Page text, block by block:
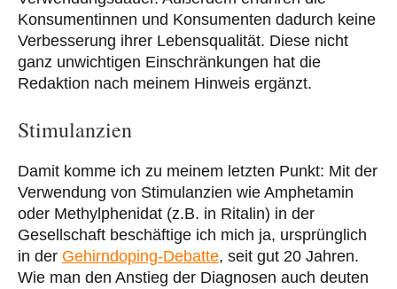
Konsumentinnen und Konsumenten dadurch keine
Verbesserung ihrer Lebensqualität. Diese nicht
ganz unwichtigen Einschränkungen hat die
Redaktion nach meinem Hinweis ergänzt.
Stimulanzien
Damit komme ich zu meinem letzten Punkt: Mit der
Verwendung von Stimulanzien wie Amphetamin
oder Methylphenidat (z.B. in Ritalin) in der
Gesellschaft beschäftige ich mich ja, ursprünglich
in der Gehirndoping-Debatte, seit gut 20 Jahren.
Wie man den Anstieg der Diagnosen auch deuten